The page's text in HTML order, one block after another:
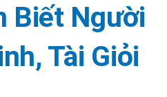
Biết Người
Tài Giỏi